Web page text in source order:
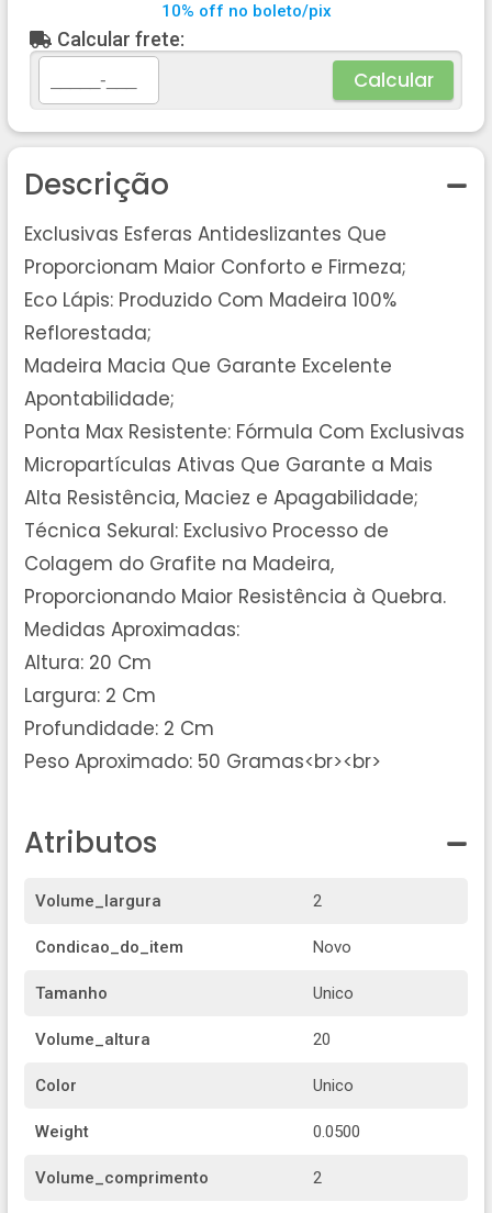
10% off no boleto/pix
Calcular frete:
Calcular
Descrição
Exclusivas Esferas Antideslizantes Que
Proporcionam Maior Conforto e Firmeza;
Eco Lápis: Produzido Com Madeira 100%
Reflorestada;
Madeira Macia Que Garante Excelente
Apontabilidade;
Ponta Max Resistente: Fórmula Com Exclusivas
Micropartículas Ativas Que Garante a Mais
Alta Resistência, Maciez e Apagabilidade;
Técnica Sekural: Exclusivo Processo de
Colagem do Grafite na Madeira,
Proporcionando Maior Resistência à Quebra.
Medidas Aproximadas:
Altura: 20 Cm
Largura: 2 Cm
Profundidade: 2 Cm
Peso Aproximado: 50 Gramas<br><br>
Atributos
Volume_largura 2
Condicao_do_item Novo
Tamanho Unico
Volume_altura 20
Color Unico
Weight 0.0500
Volume_comprimento 2